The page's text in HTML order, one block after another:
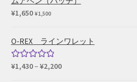
¥1,650 ¥1,500
O-REX ラインワレット
5段階中
¥1,430– ¥2,200価